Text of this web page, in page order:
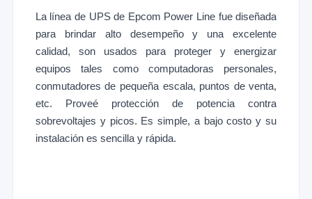
La línea de UPS de Epcom Power Line fue diseñada
para brindar alto desempeño y una excelente
calidad, son usados para proteger y energizar
equipos tales como computadoras personales,
conmutadores de pequeña escala, puntos de venta,
etc. Proveé protección de potencia contra
sobrevoltajes y picos. Es simple, a bajo costo y su
instalación es sencilla y rápida.